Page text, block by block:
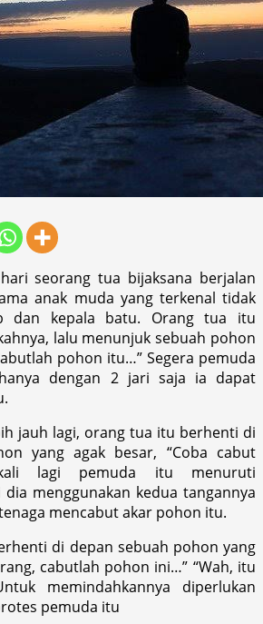
seorang tua bijaksana berjalan
anak muda yang terkenal tidak
dan kepala batu. Orang tua itu
‎lalu menunjuk sebuah pohon
pohon itu…” Segera pemuda
dengan 2 jari saja ia dapat
jauh lagi, ‎orang tua itu berhenti di
yang agak besar, “Coba cabut
lagi pemuda itu menuruti
menggunakan kedua tangannya
mencabut akar pohon itu.
di depan sebuah pohon yang
cabutlah pohon ini…” “Wah, itu
memindahkannya diperlukan
pemuda itu